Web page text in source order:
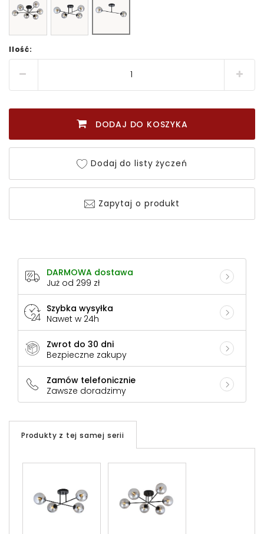
Ilość:
DODAJ DO KOSZYKA
Dodaj do listy życzeń
Zapytaj o produkt
DARMOWA dostawa
Już od 299 zł
Szybka wysyłka
Nawet w 24h
Zwrot do 30 dni
Bezpieczne zakupy
Zamów telefonicznie
Zawsze doradzimy
Produkty z tej samej serii